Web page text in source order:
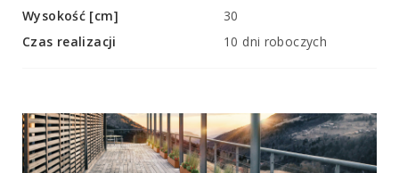
Wysokość [cm]
30
Czas realizacji
10 dni roboczych